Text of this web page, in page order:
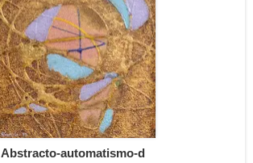
Abstracto-automatismo-d